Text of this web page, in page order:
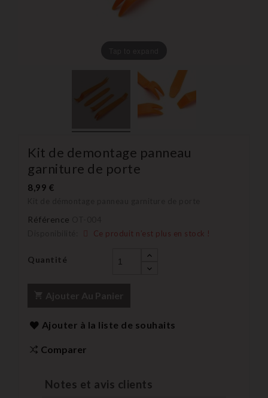
Kit de demontage panneau
garniture de porte
8,99 €
Référence
Ce produit n’est plus en stock !
Quantité
Ajouter à la liste de souhaits
Comparer
Notes et avis clients